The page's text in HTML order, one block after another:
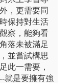
，更需要同
保持對生活
察，能夠看
落未被滿足
並嘗試構思
此一需要，
就是要擁有強